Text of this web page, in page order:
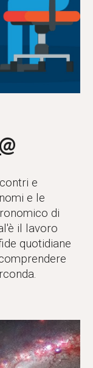
e
e le
di
il lavoro
quotidiane